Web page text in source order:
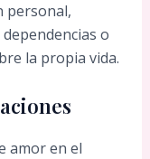
personal,
o
la propia vida.
amor en el